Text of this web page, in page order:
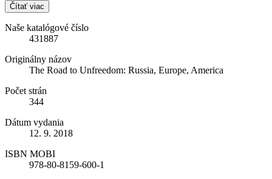
Čítať viac
Naše katalógové číslo
431887
Originálny názov
The Road to Unfreedom: Russia, Europe, America
Počet strán
344
Dátum vydania
12. 9. 2018
ISBN MOBI
978-80-8159-600-1